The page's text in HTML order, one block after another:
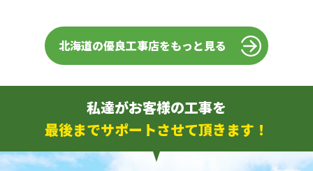
北海道の優良工事店をもっと見る
私達がお客様の工事を
最後までサポートさせて頂きます！